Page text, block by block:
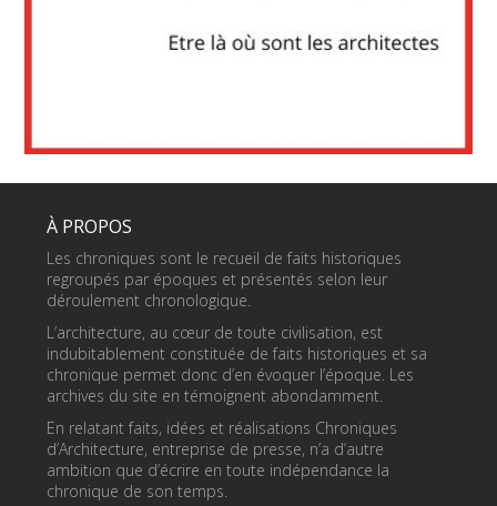
À PROPOS
Les chroniques sont le recueil de faits historiques
regroupés par époques et présentés selon leur
déroulement chronologique.
L’architecture, au cœur de toute civilisation, est
indubitablement constituée de faits historiques et sa
chronique permet donc d’en évoquer l’époque. Les
archives du site en témoignent abondamment.
En relatant faits, idées et réalisations Chroniques
d’Architecture, entreprise de presse, n’a d’autre
ambition que d’écrire en toute indépendance la
chronique de son temps.